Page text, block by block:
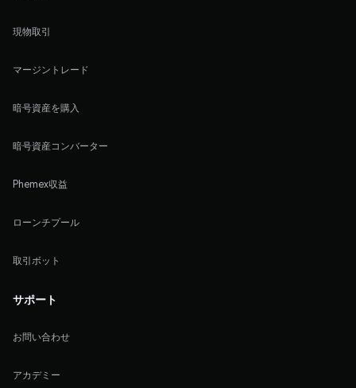
現物取引
マージントレード
暗号資産を購入
暗号資産コンバーター
Phemex収益
ローンチプール
取引ボット
サポート
お問い合わせ
アカデミー